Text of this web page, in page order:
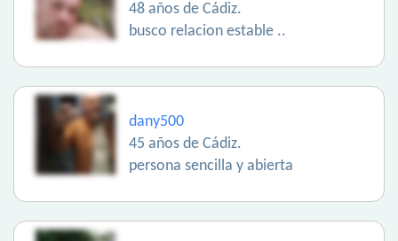
48 años de Cádiz.
busco relacion estable ..
dany500
45 años de Cádiz.
persona sencilla y abierta